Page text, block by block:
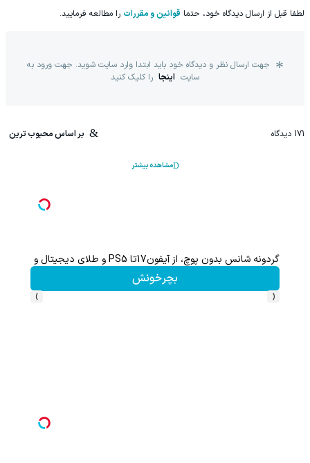
لطفا قبل از ارسال دیدگاه خود، حتما قوانین و مقررات را مطالعه فرمایید.
جهت ارسال نظر و دیدگاه خود باید ابتدا وارد سایت شوید. جهت ورود به
سایت اینجا را کلیک کنید
171 دیدگاه بر اساس محبوب ترین
مشاهده بیشتر
گردونه شانس بدون پوچ، از آیفون17تا PS5 و طلای دیجیتال و دلار🔥
بچرخونش
‹
›